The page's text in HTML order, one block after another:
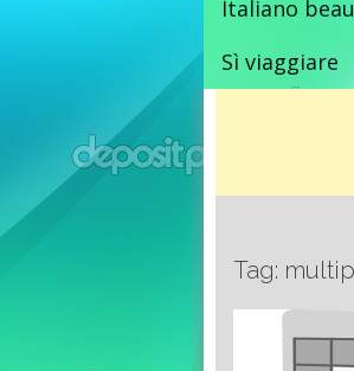
Italiano
Sì viaggiare
Tag: